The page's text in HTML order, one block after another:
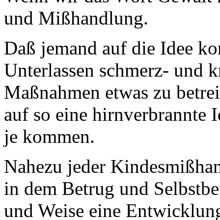
und Mißhandlung.
Daß jemand auf die Idee
Unterlassen schmerz- und
Maßnahmen etwas zu
auf so eine hirnverbrannte
je kommen.
Nahezu jeder
in dem Betrug und
und Weise eine